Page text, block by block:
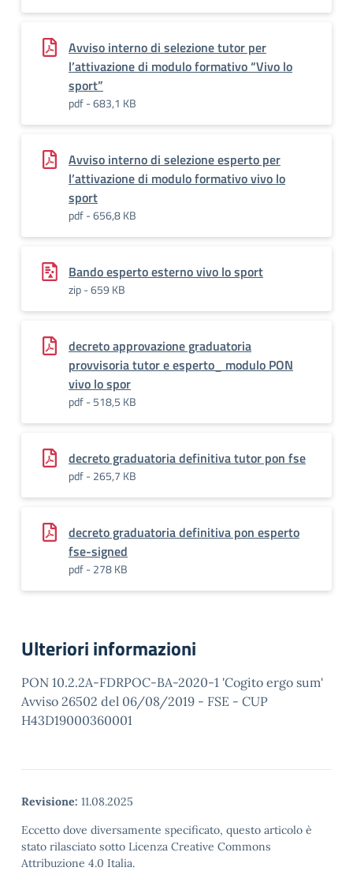
Avviso interno di selezione tutor per
l’attivazione di modulo formativo “Vivo lo
sport”
pdf - 683,1 KB
Avviso interno di selezione esperto per
l’attivazione di modulo formativo vivo lo
sport
pdf - 656,8 KB
Bando esperto esterno vivo lo sport
zip - 659 KB
decreto approvazione graduatoria
provvisoria tutor e esperto_ modulo PON
vivo lo spor
pdf - 518,5 KB
decreto graduatoria definitiva tutor pon fse
pdf - 265,7 KB
decreto graduatoria definitiva pon esperto
fse-signed
pdf - 278 KB
Ulteriori informazioni
PON 10.2.2A-FDRPOC-BA-2020-1 'Cogito ergo sum'
Avviso 26502 del 06/08/2019 - FSE - CUP
H43D19000360001
Revisione: 11.08.2025
Eccetto dove diversamente specificato, questo articolo è
stato rilasciato sotto Licenza Creative Commons
Attribuzione 4.0 Italia.